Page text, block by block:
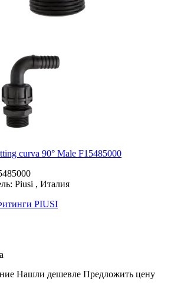
curva 90° Male F15485000
Piusi , Италия
PIUSI
Нашли дешевле Предложить цену